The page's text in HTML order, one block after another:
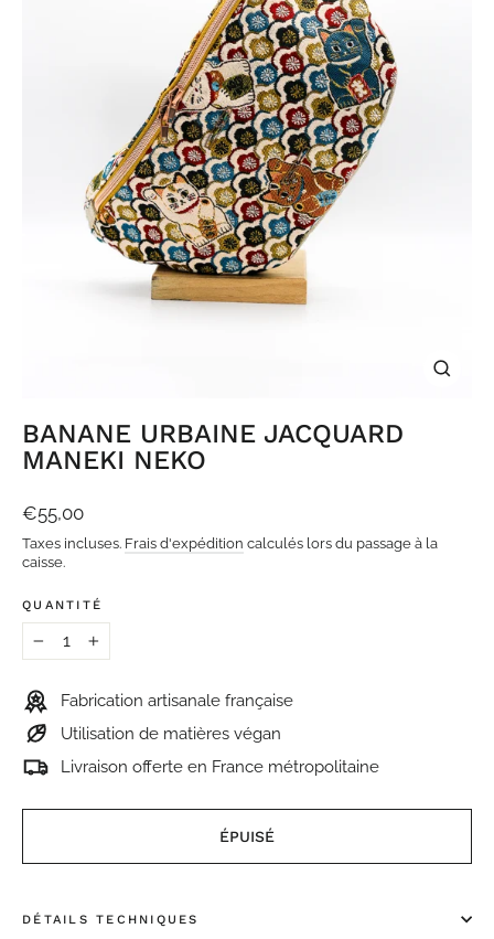
BANANE URBAINE JACQUARD
MANEKI NEKO
Prix
régulier
€55,00
Taxes incluses. Frais d'expédition calculés lors du passage à la
caisse.
QUANTITÉ
+
Fabrication artisanale française
Utilisation de matières végan
Livraison offerte en France métropolitaine
ÉPUISÉ
DÉTAILS TECHNIQUES